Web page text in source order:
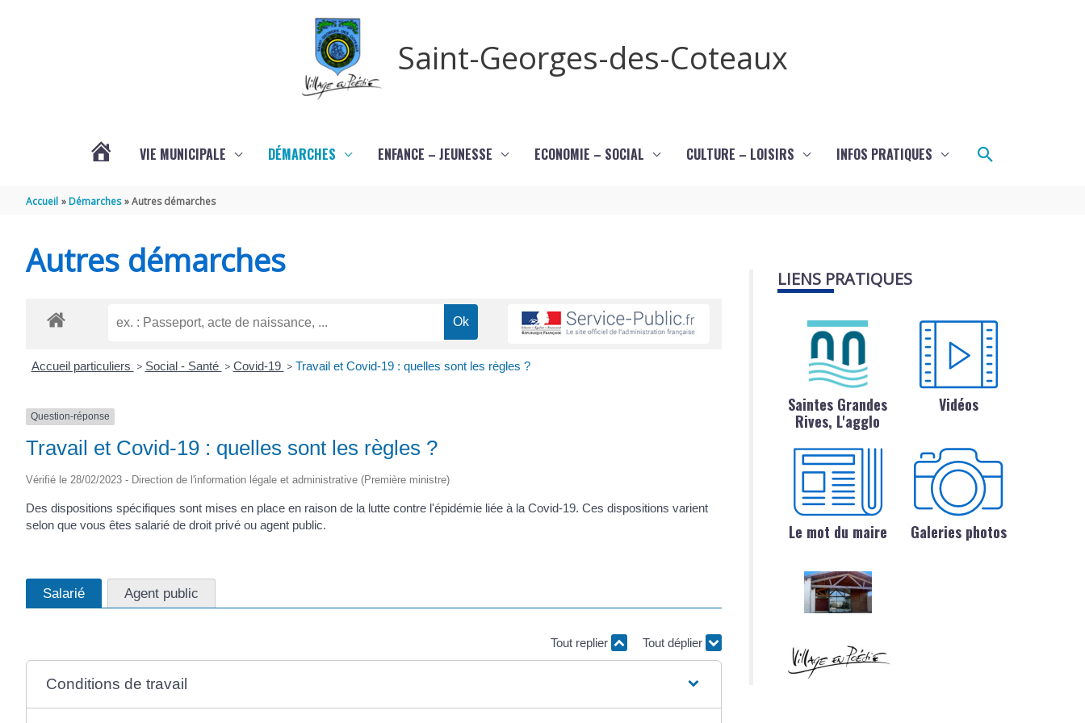
Saint-Georges-des-Coteaux
VIE MUNICIPALE DÉMARCHES ENFANCE – JEUNESSE ECONOMIE – SOCIAL CULTURE – LOISIRS INFOS PRATIQUES Rechercher
Accueil Démarches Autres démarches
Autres démarches
Accueil particuliers > Social - Santé > Covid-19 > Travail et Covid-19 : quelles sont les règles ?
Question-réponse
Travail et Covid-19 : quelles sont les règles ?
Vérifié le 28/02/2023 - Direction de l'information légale et administrative (Première ministre)
Des dispositions spécifiques sont mises en place en raison de la lutte contre l'épidémie liée à la Covid-19. Ces dispositions varient
selon que vous êtes salarié de droit privé ou agent public.
Salarié Agent public
Tout replier Tout déplier
Conditions de travail
LIENS PRATIQUES
Saintes Grandes
Rives, L'agglo
Vidéos
Le mot du maire Galeries photos